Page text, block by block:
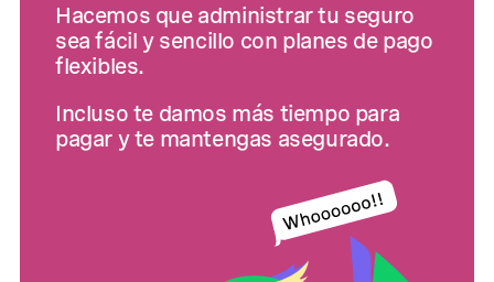
Hacemos que administrar tu seguro
sea fácil y sencillo con planes de pago
flexibles.
Incluso te damos más tiempo para
pagar y te mantengas asegurado.